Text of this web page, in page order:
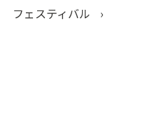
フェスティバル